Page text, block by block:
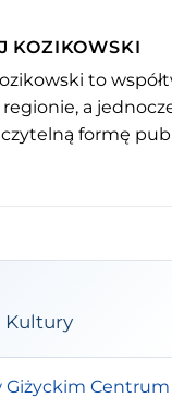
KOZIKOWSKI
to
a
formę
Kultury
Giżyckim Centrum